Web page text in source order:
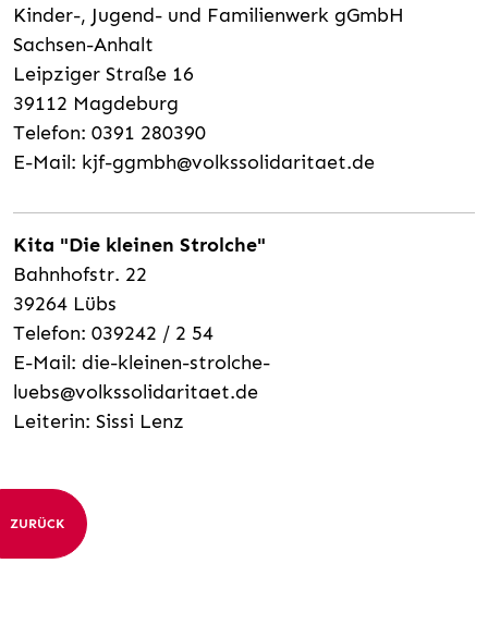
Kinder-, Jugend- und Familienwerk gGmbH
Sachsen-Anhalt
Leipziger Straße 16
39112 Magdeburg
Telefon: 0391 280390
E-Mail: kjf-ggmbh@volkssolidaritaet.de
Kita "Die kleinen Strolche"
Bahnhofstr. 22
39264 Lübs
Telefon: 039242 / 2 54
E-Mail: die-kleinen-strolche-
luebs@volkssolidaritaet.de
Leiterin: Sissi Lenz
ZURÜCK